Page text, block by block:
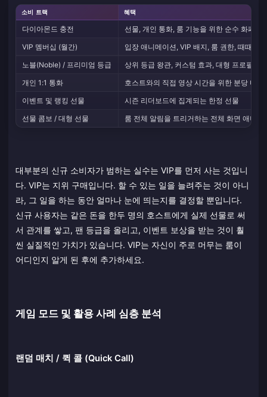
소비 트랙 혜택
다이아몬드 충전
선물, 개인 통화, 룸 기능을 위한 순수 화폐
VIP 멤버십 (월간)
입장 애니메이션, VIP 배지, 룸 권한, 때때로
노블(Noble) / 프리미엄 등급
상위 등급 왕관, 커스텀 효과, 대형 프로필 카
개인 1:1 통화
호스트와의 직접 영상 시간을 위한 분당 다이
이벤트 및 랭킹 선물
시즌 리더보드에 집계되는 한정 선물
선물 콤보 / 대형 선물
룸 전체 알림을 트리거하는 전체 화면 애니메
대부분의 신규 소비자가 범하는 실수는 VIP를 먼저 사는 것입니
다. VIP는 지위 구매입니다. 할 수 있는 일을 늘려주는 것이 아니
라, 그 일을 하는 동안 얼마나 눈에 띄는지를 결정할 뿐입니다.
신규 사용자는 같은 돈을 한두 명의 호스트에게 실제 선물로 써
서 관계를 쌓고, 팬 등급을 올리고, 이벤트 보상을 받는 것이 훨
씬 실질적인 가치가 있습니다. VIP는 자신이 주로 머무는 룸이
어디인지 알게 된 후에 추가하세요.
게임 모드 및 활용 사례 심층 분석
랜덤 매치 / 퀵 콜 (Quick Call)